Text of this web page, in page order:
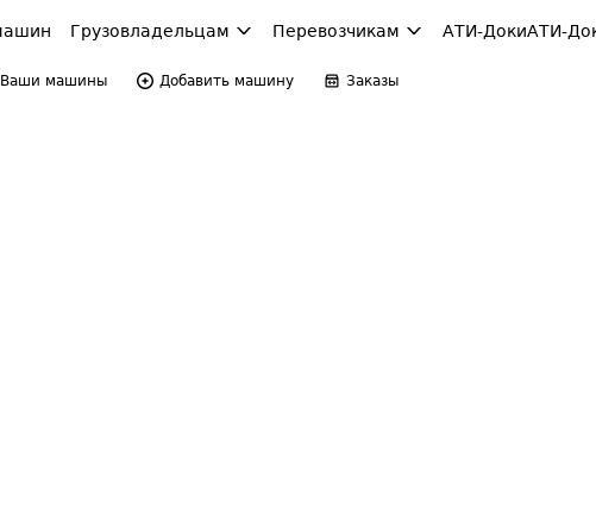
Грузовладельцам Перевозчикам АТИ-ДокиАТИ-
Ваши машины Добавить машину Заказы